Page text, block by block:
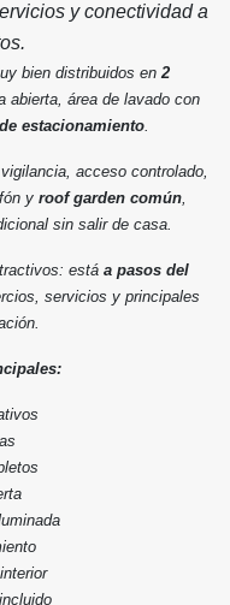
y conectividad a
bien distribuidos en2
abierta, área de lavado con
estacionamiento.
acceso controlado,
y roof garden común,
sin salir de casa.
está a pasos del
servicios y principales